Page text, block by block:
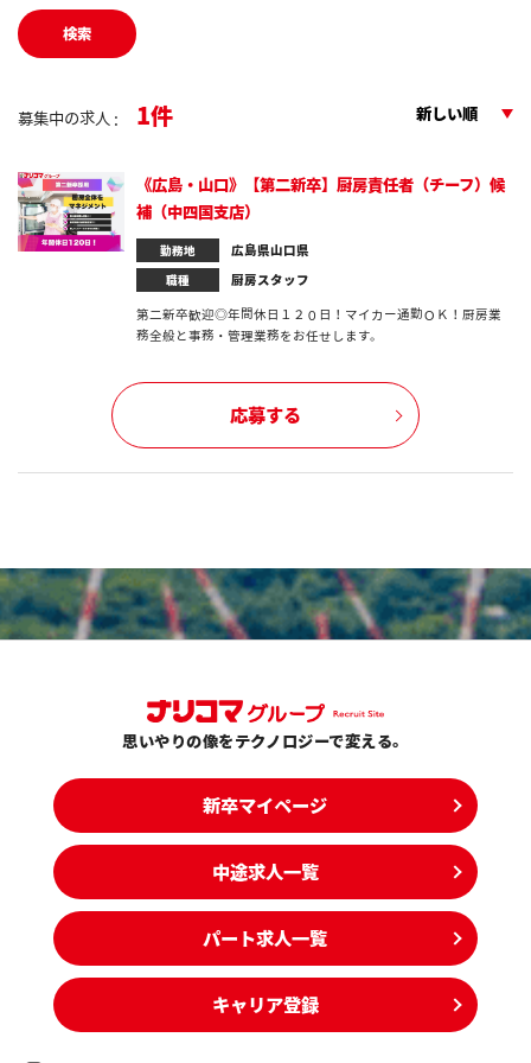
検索
募集中の求人 : 1 新しい順
《広島・山口》【第二新卒】厨房責任者（チーフ）候
補（中四国支店）
勤務地 広島県山口県
職種 厨房スタッフ
第二新卒歓迎◎年間休日１２０日！マイカー通勤ＯＫ！厨房業
務全般と事務・管理業務をお任せします。
応募する
思いやりの像をテクノロジーで変える。
新卒マイページ
中途求人一覧
パート求人一覧
キャリア登録